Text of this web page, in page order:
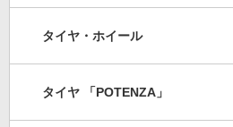
タイヤ・ホイール
タイヤ 「POTENZA」